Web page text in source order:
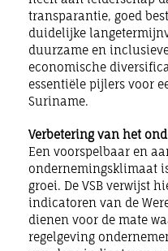
transparantie, goed
duidelijke
duurzame en
economische
essentiële pijlers voor
Suriname.
Verbetering van het
Een voorspelbaar en
ondernemingsklimaat
groei. De VSB verwijst
indicatoren van de
dienen voor de mate
regelgeving